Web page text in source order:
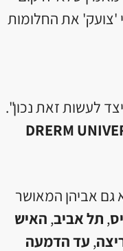
'צועק' את החלומות
לעשות זאת נכון".
DRERM
גם אביהן המאושר
, תל אביב, האיש
, עד הדמעה